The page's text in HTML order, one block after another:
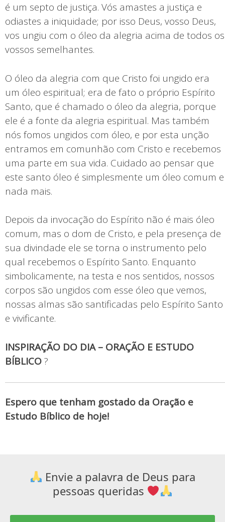
é um septo de justiça. Vós amastes a justiça e
odiastes a iniquidade; por isso Deus, vosso Deus,
vos ungiu com o óleo da alegria acima de todos os
vossos semelhantes.
O óleo da alegria com que Cristo foi ungido era
um óleo espiritual; era de fato o próprio Espírito
Santo, que é chamado o óleo da alegria, porque
ele é a fonte da alegria espiritual. Mas também
nós fomos ungidos com óleo, e por esta unção
entramos em comunhão com Cristo e recebemos
uma parte em sua vida. Cuidado ao pensar que
este santo óleo é simplesmente um óleo comum e
nada mais.
Depois da invocação do Espírito não é mais óleo
comum, mas o dom de Cristo, e pela presença de
sua divindade ele se torna o instrumento pelo
qual recebemos o Espírito Santo. Enquanto
simbolicamente, na testa e nos sentidos, nossos
corpos são ungidos com esse óleo que vemos,
nossas almas são santificadas pelo Espírito Santo
e vivificante.
INSPIRAÇÃO DO DIA – ORAÇÃO E ESTUDO
BÍBLICO?
Espero que tenham gostado da Oração e
Estudo Bíblico de hoje!
Envie a palavra de Deus para
pessoas queridas